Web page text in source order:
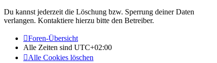
Du kannst jederzeit die Löschung bzw. Sperrung deiner Daten
verlangen. Kontaktiere hierzu bitte den Betreiber.
Foren-Übersicht
Alle Zeiten sind UTC+02:00
Alle Cookies löschen